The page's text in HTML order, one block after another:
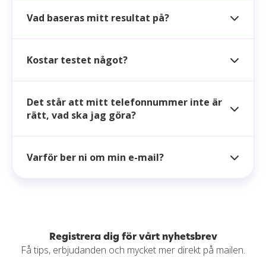
Vad baseras mitt resultat på?
Kostar testet något?
Det står att mitt telefonnummer inte är
rätt, vad ska jag göra?
Varför ber ni om min e-mail?
Registrera dig för vårt nyhetsbrev
Få tips, erbjudanden och mycket mer direkt på mailen.